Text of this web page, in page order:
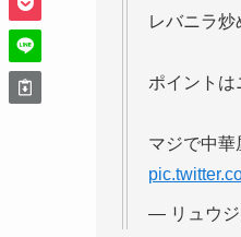
レバニラ
ポイントは
マジで中
— リュウ